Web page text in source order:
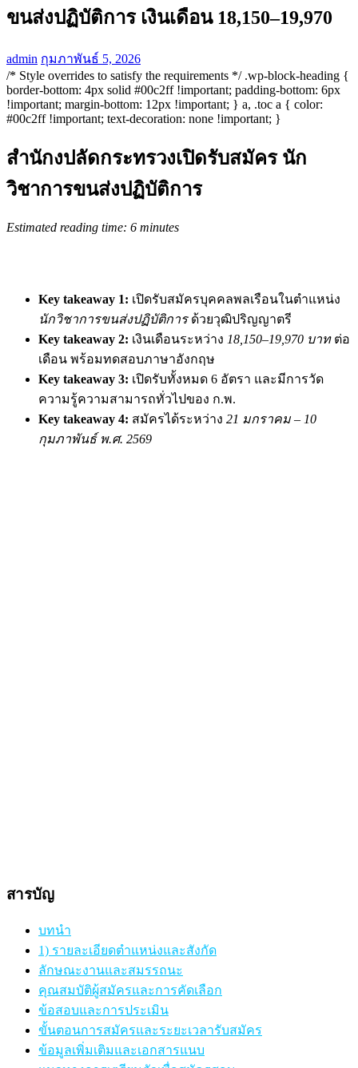
ขนส่งปฏิบัติการ เงินเดือน 18,150–19,970
admin กุมภาพันธ์ 5, 2026
/* Style overrides to satisfy the requirements */ .wp-block-heading {
border-bottom: 4px solid #00c2ff !important; padding-bottom: 6px
!important; margin-bottom: 12px !important; } a, .toc a { color:
#00c2ff !important; text-decoration: none !important; }
สำนักงปลัดกระทรวงเปิดรับสมัคร นัก
วิชาการขนส่งปฏิบัติการ
Estimated reading time: 6 minutes
Key takeaway 1: เปิดรับสมัครบุคคลพลเรือนในตำแหน่ง
นักวิชาการขนส่งปฏิบัติการด้วยวุฒิปริญญาตรี
Key takeaway 2: เงินเดือนระหว่าง 18,150–19,970 บาทต่อ
เดือน พร้อมทดสอบภาษาอังกฤษ
Key takeaway 3: เปิดรับทั้งหมด 6 อัตรา และมีการวัด
ความรู้ความสามารถทั่วไปของ ก.พ.
Key takeaway 4: สมัครได้ระหว่าง 21 มกราคม – 10
กุมภาพันธ์ พ.ศ. 2569
สารบัญ
บทนำ
1) รายละเอียดตำแหน่งและสังกัด
ลักษณะงานและสมรรถนะ
คุณสมบัติผู้สมัครและการคัดเลือก
ข้อสอบและการประเมิน
ขั้นตอนการสมัครและระยะเวลารับสมัคร
ข้อมูลเพิ่มเติมและเอกสารแนบ